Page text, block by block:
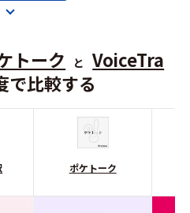
トーク と VoiceTra
で比較する
ポケトーク